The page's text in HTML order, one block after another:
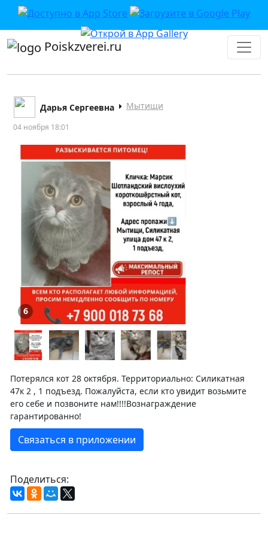
Poiskzverei.ru
Дарья Сергеевна Мытищи
04 ноября 18:01
6
Потерялся кот 28 октября. Территориально: Силикатная
47к 2 , 1 подъезд. Пожалуйста, если кто увидит возьмите
его себе и позвоните нам!!!!Вознаграждение
гарантированно!
Связаться в приложении
Поделиться: